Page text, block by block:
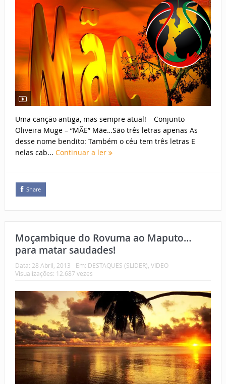
Uma canção antiga, mas sempre atual! – Conjunto
Oliveira Muge – “MÃE” Mãe…São três letras apenas As
desse nome bendito: Também o céu tem três letras E
nelas cab... Continuar a ler
Share
Moçambique do Rovuma ao Maputo…
para matar saudades!
Data: 28 Abril, 2013 Em: DESTAQUES (SLIDER) VIDEO
Visualizações: 12.687 vezes